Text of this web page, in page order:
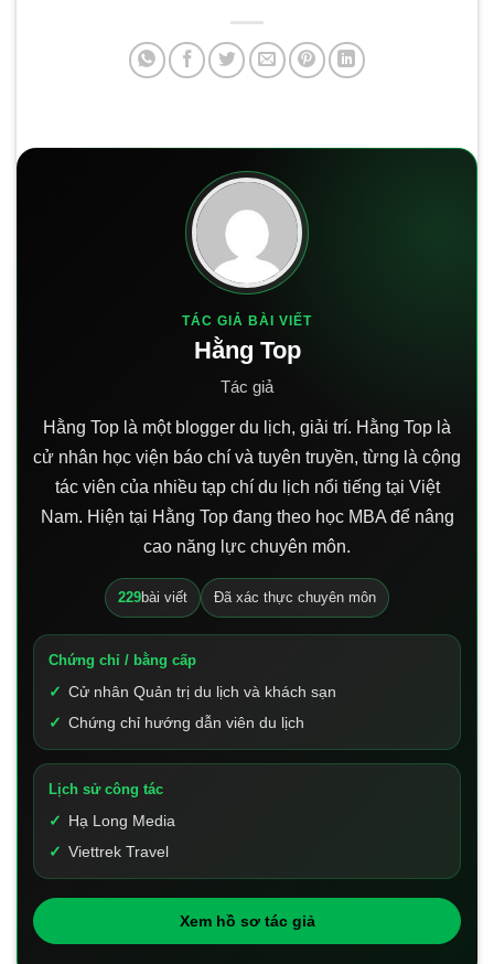
TÁC GIẢ BÀI VIẾT
Hằng Top
Tác giả
Hằng Top là một blogger du lịch, giải trí. Hằng Top là
cử nhân học viện báo chí và tuyên truyền, từng là cộng
tác viên của nhiều tạp chí du lịch nổi tiếng tại Việt
Nam. Hiện tại Hằng Top đang theo học MBA để nâng
cao năng lực chuyên môn.
229bài viết Đã xác thực chuyên môn
Chứng chỉ / bằng cấp
Cử nhân Quản trị du lịch và khách sạn
Chứng chỉ hướng dẫn viên du lịch
Lịch sử công tác
Hạ Long Media
Viettrek Travel
Xem hồ sơ tác giả